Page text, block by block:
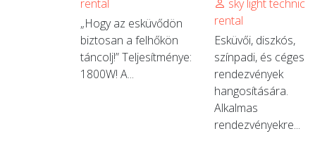
rental
„Hogy az esküvődön
biztosan a felhőkön
táncolj!” Teljesítménye:
1800W! A...
sky light technic
rental
Esküvői, diszkós,
színpadi, és céges
rendezvények
hangosítására.
Alkalmas
rendezvényekre...